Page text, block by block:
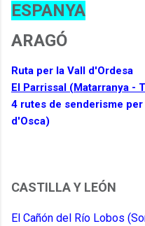
ESPANYA
ARAGÓ
Ruta per la Vall d'Ordesa
El Parrissal (Matarranya -
4 rutes de senderisme
d'Osca)
CASTILLA Y LEÓN
El Cañón del Río Lobos